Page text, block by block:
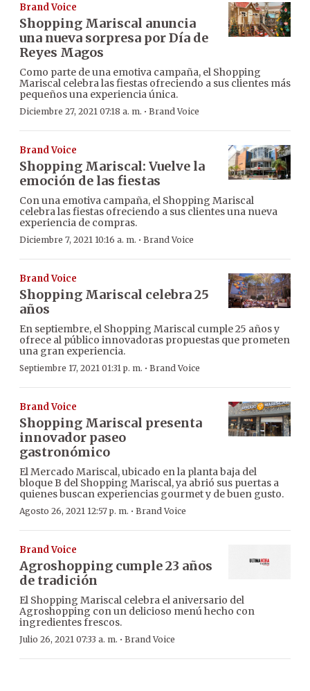
Brand Voice
Shopping Mariscal anuncia
una nueva sorpresa por Día de
Reyes Magos
Como parte de una emotiva campaña, el Shopping
Mariscal celebra las fiestas ofreciendo a sus clientes más
pequeños una experiencia única.
Diciembre 27, 2021 07:18 a. m. · Brand Voice
Brand Voice
Shopping Mariscal: Vuelve la
emoción de las fiestas
Con una emotiva campaña, el Shopping Mariscal
celebra las fiestas ofreciendo a sus clientes una nueva
experiencia de compras.
Diciembre 7, 2021 10:16 a. m. · Brand Voice
Brand Voice
Shopping Mariscal celebra 25
años
En septiembre, el Shopping Mariscal cumple 25 años y
ofrece al público innovadoras propuestas que prometen
una gran experiencia.
Septiembre 17, 2021 01:31 p. m. · Brand Voice
Brand Voice
Shopping Mariscal presenta
innovador paseo
gastronómico
El Mercado Mariscal, ubicado en la planta baja del
bloque B del Shopping Mariscal, ya abrió sus puertas a
quienes buscan experiencias gourmet y de buen gusto.
Agosto 26, 2021 12:57 p. m. · Brand Voice
Brand Voice
Agroshopping cumple 23 años
de tradición
El Shopping Mariscal celebra el aniversario del
Agroshopping con un delicioso menú hecho con
ingredientes frescos.
Julio 26, 2021 07:33 a. m. · Brand Voice